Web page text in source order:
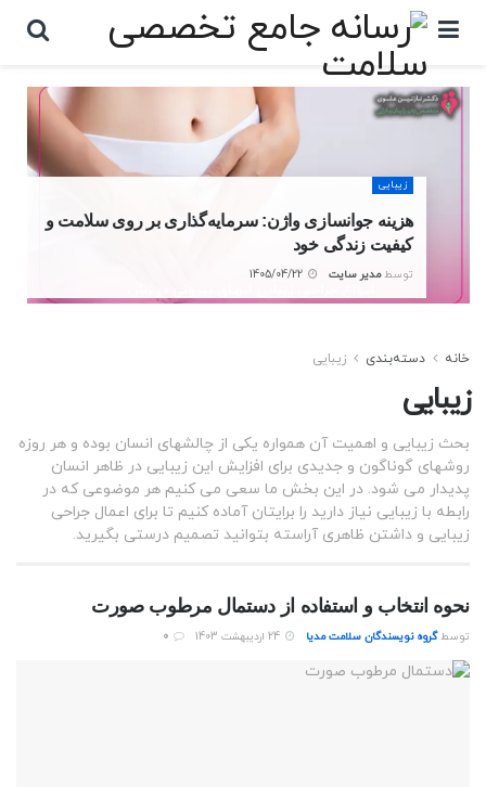
زیبایی
هزینه جوانسازی واژن: سرمایه‌گذاری بر روی سلامت و
کیفیت زندگی خود
توسط مدیر سایت
خانه دسته‌بندی زیبایی
زیبایی
بحث زیبایی و اهمیت آن همواره یکی از چالشهای انسان بوده و هر روزه
روشهای گوناگون و جدیدی برای افزایش این زیبایی در ظاهر انسان
پدیدار می شود. در این بخش ما سعی می کنیم هر موضوعی که در
رابطه با زیبایی نیاز دارید را برایتان آماده کنیم تا برای اعمال جراحی
زیبایی و داشتن ظاهری آراسته بتوانید تصمیم درستی بگیرید.
نحوه انتخاب و استفاده از دستمال مرطوب صورت
توسط گروه نویسندگان سلامت مدیا